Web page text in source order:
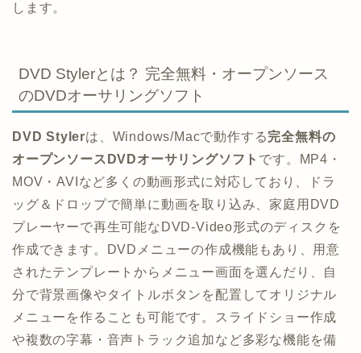
します。
DVD Stylerとは？ 完全無料・オープンソース
のDVDオーサリングソフト
DVD Stylerは、Windows/Macで動作する完全無料の
オープンソースDVDオーサリングソフト です。MP4・
MOV・AVIなど多くの動画形式に対応しており、ドラ
ッグ＆ドロップで簡単に動画を取り込み、家庭用DVD
プレーヤーで再生可能なDVD-Video形式のディスクを
作成できます。DVDメニューの作成機能もあり、用意
されたテンプレートからメニュー画面を選んだり、自
分で背景画像やタイトルボタンを配置してオリジナル
メニューを作ることも可能です。スライドショー作成
や複数の字幕・音声トラック追加など多彩な機能を備